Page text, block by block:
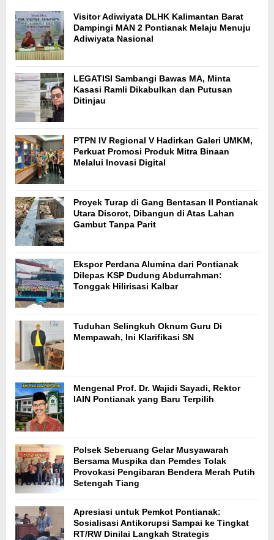
Visitor Adiwiyata DLHK Kalimantan Barat
Dampingi MAN 2 Pontianak Melaju Menuju
Adiwiyata Nasional
LEGATISI Sambangi Bawas MA, Minta
Kasasi Ramli Dikabulkan dan Putusan
Ditinjau
PTPN IV Regional V Hadirkan Galeri UMKM,
Perkuat Promosi Produk Mitra Binaan
Melalui Inovasi Digital
Proyek Turap di Gang Bentasan II Pontianak
Utara Disorot, Dibangun di Atas Lahan
Gambut Tanpa Parit
Ekspor Perdana Alumina dari Pontianak
Dilepas KSP Dudung Abdurrahman:
Tonggak Hilirisasi Kalbar
Tuduhan Selingkuh Oknum Guru Di
Mempawah, Ini Klarifikasi SN
Mengenal Prof. Dr. Wajidi Sayadi, Rektor
IAIN Pontianak yang Baru Terpilih
Polsek Seberuang Gelar Musyawarah
Bersama Muspika dan Pemdes Tolak
Provokasi Pengibaran Bendera Merah Putih
Setengah Tiang
Apresiasi untuk Pemkot Pontianak:
Sosialisasi Antikorupsi Sampai ke Tingkat
RT/RW Dinilai Langkah Strategis